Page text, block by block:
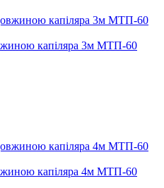
капіляра 3м МТП-60
капіляра 4м МТП-60